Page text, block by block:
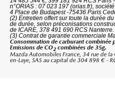
n°ORIAS : 07 023 197 (orias.fr),
4 Place de Budapest -75436 Paris
(2) Entretien offert sur toute la durée
de durée, selon préconisations
de ICARE, 378 491 690 RCS Nanterre.
(3) Contrat de garantie commerciale
Consommation de carburant combinée
Emissions de CO2 combinées de 35g.
Mazda Automobiles France, 34 rue de
en-Laye, SAS au capital de 304 898 € -